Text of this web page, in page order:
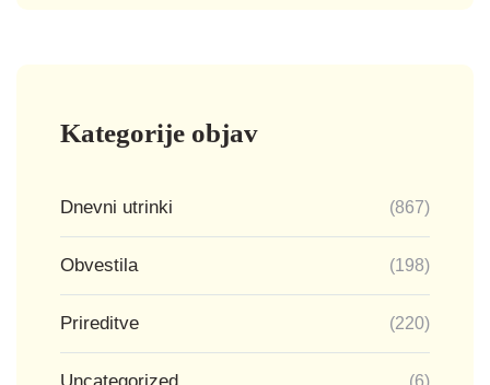
Kategorije objav
Dnevni utrinki (867)
Obvestila (198)
Prireditve (220)
(6)